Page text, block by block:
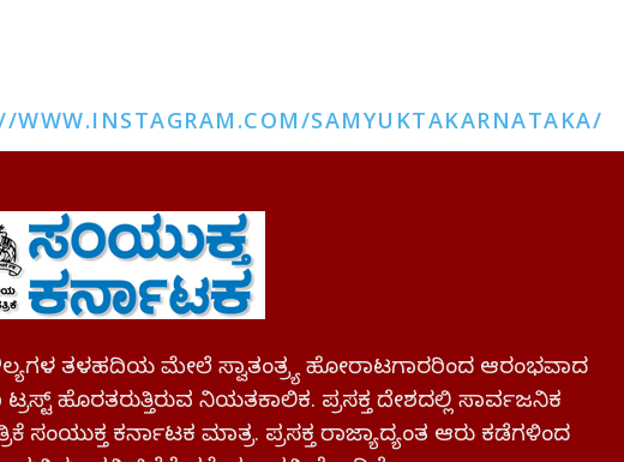
WWW.INSTAGRAM.COM/SAMYUKTAKARNATAKA/
ತಳಹದಿಯ ಮೇಲೆ ಸ್ವಾತಂತ್ರ್ಯ ಹೋರಾಟಗಾರರಿಂದ ಆರಂಭವಾದ
ಹೊರತರುತ್ತಿರುವ ನಿಯತಕಾಲಿಕ. ಪ್ರಸಕ್ತ ದೇಶದಲ್ಲಿ ಸಾರ್ವಜನಿಕ
ಸಂಯುಕ್ತ ಕರ್ನಾಟಕ ಮಾತ್ರ. ಪ್ರಸಕ್ತ ರಾಜ್ಯಾದ್ಯಂತ ಆರು ಕಡೆಗಳಿಂದ